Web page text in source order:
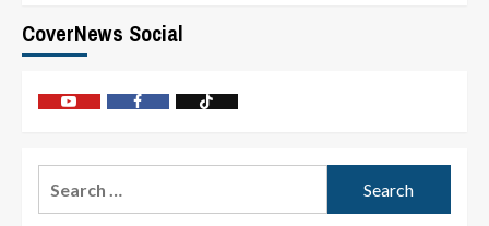
CoverNews Social